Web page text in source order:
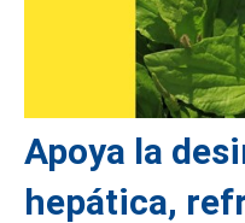
Apoya la
hepática,